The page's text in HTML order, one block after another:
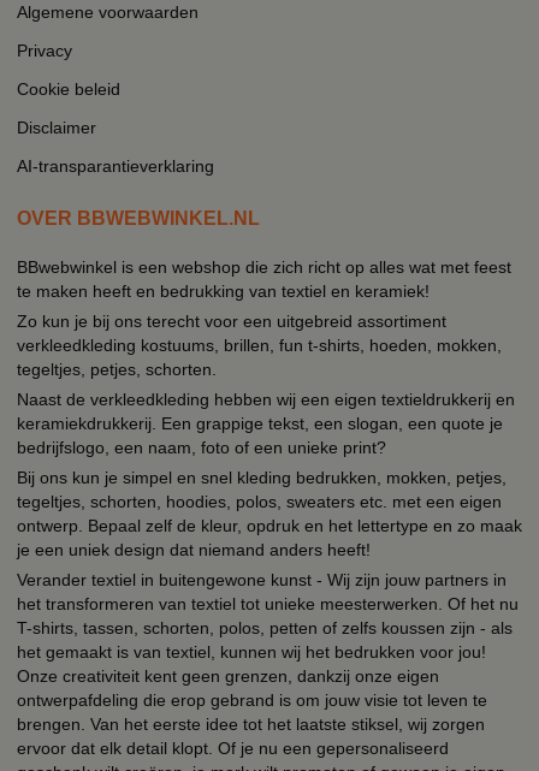
Algemene voorwaarden
Privacy
Cookie beleid
Disclaimer
AI-transparantieverklaring
OVER BBWEBWINKEL.NL
BBwebwinkel is een webshop die zich richt op alles wat met feest
te maken heeft en bedrukking van textiel en keramiek!
Zo kun je bij ons terecht voor een uitgebreid assortiment
verkleedkleding kostuums, brillen, fun t-shirts, hoeden, mokken,
tegeltjes, petjes, schorten.
Naast de verkleedkleding hebben wij een eigen textieldrukkerij en
keramiekdrukkerij. Een grappige tekst, een slogan, een quote je
bedrijfslogo, een naam, foto of een unieke print?
Bij ons kun je simpel en snel kleding bedrukken, mokken, petjes,
tegeltjes, schorten, hoodies, polos, sweaters etc. met een eigen
ontwerp. Bepaal zelf de kleur, opdruk en het lettertype en zo maak
je een uniek design dat niemand anders heeft!
Verander textiel in buitengewone kunst - Wij zijn jouw partners in
het transformeren van textiel tot unieke meesterwerken. Of het nu
T-shirts, tassen, schorten, polos, petten of zelfs koussen zijn - als
het gemaakt is van textiel, kunnen wij het bedrukken voor jou!
Onze creativiteit kent geen grenzen, dankzij onze eigen
ontwerpafdeling die erop gebrand is om jouw visie tot leven te
brengen. Van het eerste idee tot het laatste stiksel, wij zorgen
ervoor dat elk detail klopt. Of je nu een gepersonaliseerd